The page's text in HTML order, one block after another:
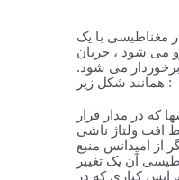
مغناطیسی با یک
می شود ، جریان
می شود.
همانند شکل زیر :
که در مدار قرار
افت ولتاژ ناشی
از امپدانس منبع
آن یک تغییر
کناری که در